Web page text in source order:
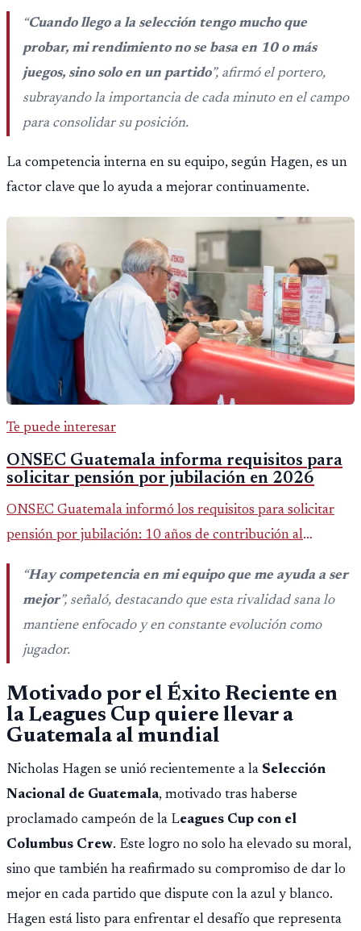
“Cuando llego a la selección tengo mucho que
probar, mi rendimiento no se basa en 10 o más
juegos, sino solo en un partido”, afirmó el portero,
subrayando la importancia de cada minuto en el campo
para consolidar su posición.
La competencia interna en su equipo, según Hagen, es un
factor clave que lo ayuda a mejorar continuamente.
Te puede interesar
ONSEC Guatemala informa requisitos para
solicitar pensión por jubilación en 2026
ONSEC Guatemala informó los requisitos para solicitar
pensión por jubilación: 10 años de contribución al
Montepío y 50 años de edad, o 20 años de servicio sin
importar edad.
“Hay competencia en mi equipo que me ayuda a ser
mejor”, señaló, destacando que esta rivalidad sana lo
mantiene enfocado y en constante evolución como
jugador.
Motivado por el Éxito Reciente en
la Leagues Cup quiere llevar a
Guatemala al mundial
Nicholas Hagen se unió recientemente a la Selección
Nacional de Guatemala, motivado tras haberse
proclamado campeón de la Leagues Cup con el
Columbus Crew. Este logro no solo ha elevado su moral,
sino que también ha reafirmado su compromiso de dar lo
mejor en cada partido que dispute con la azul y blanco.
Hagen está listo para enfrentar el desafío que representa